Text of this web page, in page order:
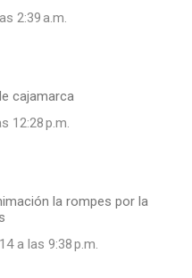
2:39 a.m.
cajamarca
12:28 p.m.
la rompes por la
a las 9:38 p.m.